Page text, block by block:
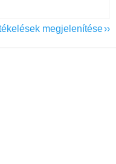
megjelenítése